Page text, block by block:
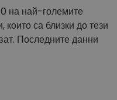
на най-големите
които са близки до тези
Последните данни